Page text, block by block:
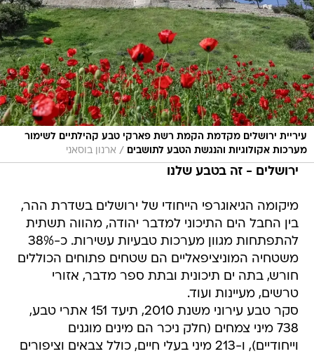
עיריית ירושלים מקדמת הקמת רשת פארקי טבע קהילתיים לשימור
מערכות אקולוגיות והנגשת הטבע לתושבים
/ ארנון בוסאני
ירושלים - זה בטבע שלנו
מיקומה הגיאוגרפי הייחודי של ירושלים בשדרת ההר,
בין החבל הים התיכוני למדבר יהודה, מהווה תשתית
להתפתחות מגוון מערכות טבעיות עשירות. כ-38%
משטחיה המוניציפאליים הם שטחים פתוחים הכוללים
חורש, בתה ים תיכונית ובתת ספר מדבר, אזורי
טרשים, מעיינות ועוד.
סקר טבע עירוני משנת 2010, תיעד 151 אתרי טבע,
738 מיני צמחים (חלק ניכר הם מינים מוגנים
וייחודיים), ו-213 מיני בעלי חיים, כולל צבאים וציפורים